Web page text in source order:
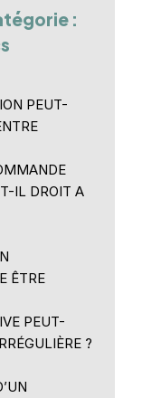
:
PEUT-
IL DROIT A
ÊTRE
PEUT-
?